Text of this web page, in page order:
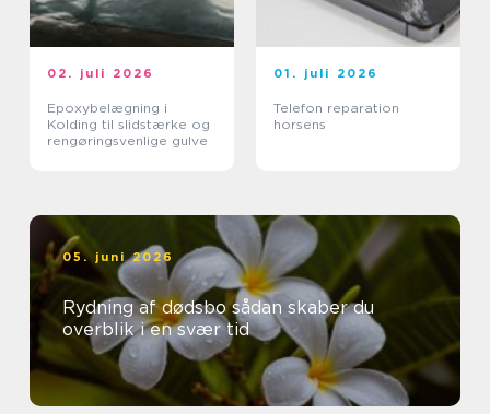
02. juli 2026
Epoxybelægning i
Kolding til slidstærke og
rengøringsvenlige gulve
01. juli 2026
Telefon reparation
horsens
05. juni 2026
Rydning af dødsbo sådan skaber du
overblik i en svær tid